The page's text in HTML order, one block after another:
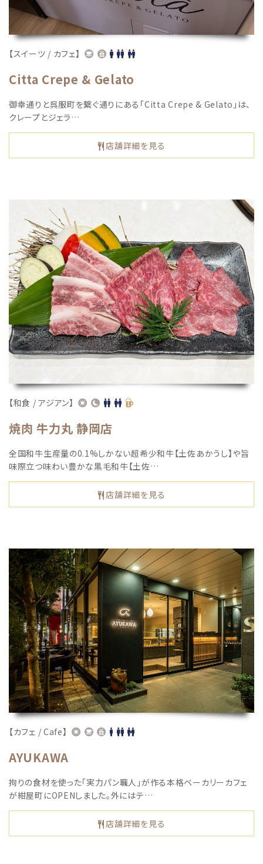
【スイーツ / カフェ】
Citta Crepe & Gelato
御幸通りと呉服町を繋ぐ通りにある「Citta Crepe & Gelato」は、
クレープとジェラ…
店舗詳細を見る
【和食 / アジアン】
焼肉 牛力丸 静岡店
全国和牛生産量の0.1%しかない超希少和牛【土佐あかうし】や旨
味際立つ味わい豊かな黒毛和牛【土佐…
店舗詳細を見る
【カフェ / Cafe】
AYUKAWA
拘りの食材を使った「実力パン職人」が作る本格ベーカリーカフェ
が紺屋町にOPENしました。外にはテ…
店舗詳細を見る